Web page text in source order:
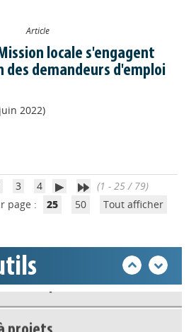
Article
locale s'engagent
demandeurs d'emploi
2022)
3 4
(1 - 25 / 79)
page :
25 50 Tout afficher
projets
Scoop.it
projets